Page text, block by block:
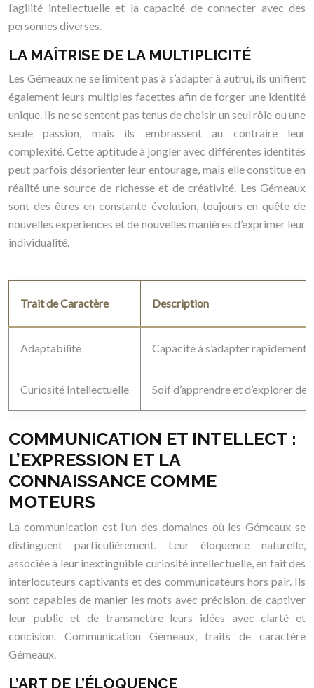
l’agilité intellectuelle et la capacité de connecter avec des
personnes diverses.
LA MAÎTRISE DE LA MULTIPLICITÉ
Les Gémeaux ne se limitent pas à s’adapter à autrui, ils unifient
également leurs multiples facettes afin de forger une identité
unique. Ils ne se sentent pas tenus de choisir un seul rôle ou une
seule passion, mais ils embrassent au contraire leur
complexité. Cette aptitude à jongler avec différentes identités
peut parfois désorienter leur entourage, mais elle constitue en
réalité une source de richesse et de créativité. Les Gémeaux
sont des êtres en constante évolution, toujours en quête de
nouvelles expériences et de nouvelles manières d’exprimer leur
individualité.
Trait de Caractère Description
Adaptabilité Capacité à s’adapter rapidement
Curiosité Intellectuelle Soif d’apprendre et d’explorer de
COMMUNICATION ET INTELLECT :
L’EXPRESSION ET LA
CONNAISSANCE COMME
MOTEURS
La communication est l’un des domaines où les Gémeaux se
distinguent particulièrement. Leur éloquence naturelle,
associée à leur inextinguible curiosité intellectuelle, en fait des
interlocuteurs captivants et des communicateurs hors pair. Ils
sont capables de manier les mots avec précision, de captiver
leur public et de transmettre leurs idées avec clarté et
concision. Communication Gémeaux, traits de caractère
Gémeaux.
L’ART DE L’ÉLOQUENCE